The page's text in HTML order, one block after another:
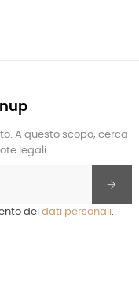
A questo scopo, cerca
legali.
dei dati personali.